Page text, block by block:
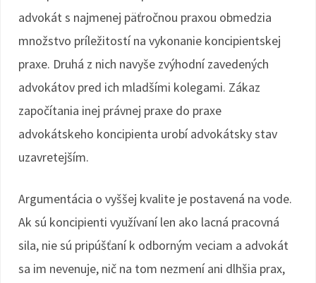
advokát s najmenej päťročnou praxou obmedzia
množstvo príležitostí na vykonanie koncipientskej
praxe. Druhá z nich navyše zvýhodní zavedených
advokátov pred ich mladšími kolegami. Zákaz
započítania inej právnej praxe do praxe
advokátskeho koncipienta urobí advokátsky stav
uzavretejším.
Argumentácia o vyššej kvalite je postavená na vode.
Ak sú koncipienti využívaní len ako lacná pracovná
sila, nie sú pripúšťaní k odborným veciam a advokát
sa im nevenuje, nič na tom nezmení ani dlhšia prax,